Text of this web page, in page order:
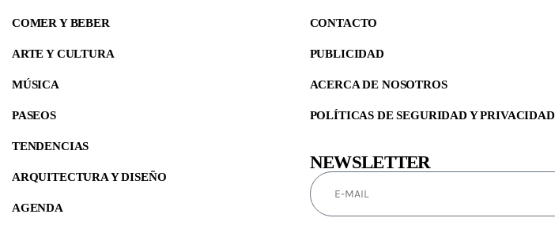
COMER Y BEBER
ARTE Y CULTURA
MÚSICA
PASEOS
TENDENCIAS
ARQUITECTURA Y DISEÑO
AGENDA
CONTACTO
PUBLICIDAD
ACERCA DE NOSOTROS
POLÍTICAS DE SEGURIDAD Y PRIVACIDAD
NEWSLETTER